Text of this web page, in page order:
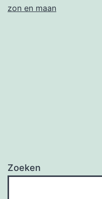
zon en maan
Zoeken